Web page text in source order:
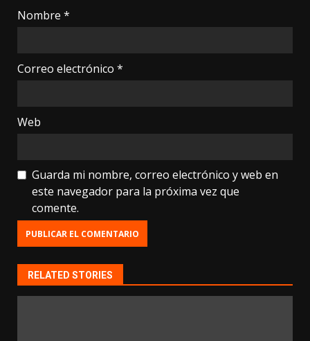
Nombre *
Correo electrónico *
Web
Guarda mi nombre, correo electrónico y web en
este navegador para la próxima vez que
comente.
RELATED STORIES